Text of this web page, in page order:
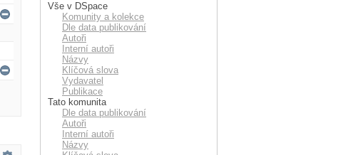
Vše v DSpace
Komunity a kolekce
Dle data publikování
Autoři
Interní autoři
Názvy
Klíčová slova
Vydavatel
Publikace
Tato komunita
Dle data publikování
Autoři
Interní autoři
Názvy